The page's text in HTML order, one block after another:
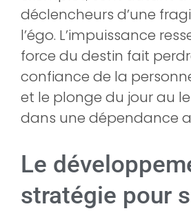
déclencheurs d’une
l’égo. L’impuissance
force du destin fait
confiance de la
et le plonge du jour au
dans une dépendance
Le
stratégie pour